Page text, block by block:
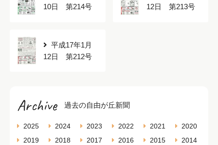
10日 第214号
12日 第213号
平成17年1月
12日 第212号
Archive 過去の自由が丘新聞
2025 2024 2023 2022 2021
2020
2019
2018 2017 2016 2015
2014